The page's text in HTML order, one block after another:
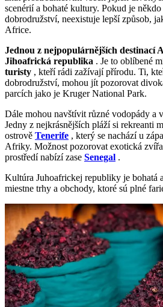
scenérií a bohaté kultury. Pokud je
dobrodružství, neexistuje lepší způsob,
Africe.
Jednou z nejpopulárnějších destinací
Jihoafrická republika . Je to oblíbené
turisty , kteří rádi zažívají přírodu. Ti,
dobrodružství, mohou jít pozorovat
parcích jako je Kruger National Park.
Dále mohou navštívit různé vodopády a
Jedny z nejkrásnějších pláží si rekreanti
ostrově Tenerife , který se nachází u
Afriky. Možnost pozorovat exotická
prostředí nabízí zase Senegal .
Kultúra Juhoafrickej republiky je bohatá
miestne trhy a obchody, ktoré sú plné